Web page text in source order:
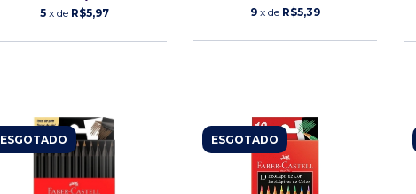
5 x de R$5,97 9 x de R$5,39
ESGOTADO ESGOTADO